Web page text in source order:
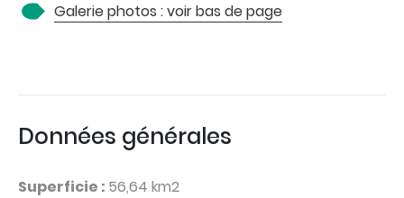
Galerie photos : voir bas de page
Données générales
Superficie : 56,64 km2